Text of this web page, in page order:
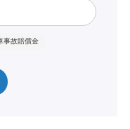
事故賠償金